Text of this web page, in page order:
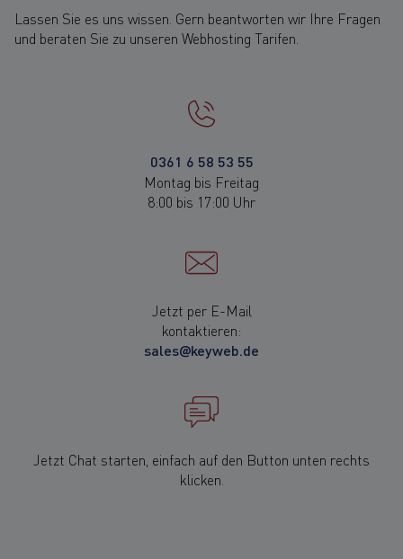
Lassen Sie es uns wissen. Gern beantworten wir Ihre Fragen
und beraten Sie zu unseren Webhosting Tarifen.
0361 6 58 53 55
Montag bis Freitag
8:00 bis 17:00 Uhr
Jetzt per E-Mail
kontaktieren:
sales@keyweb.de
Jetzt Chat starten, einfach auf den Button unten rechts
klicken.